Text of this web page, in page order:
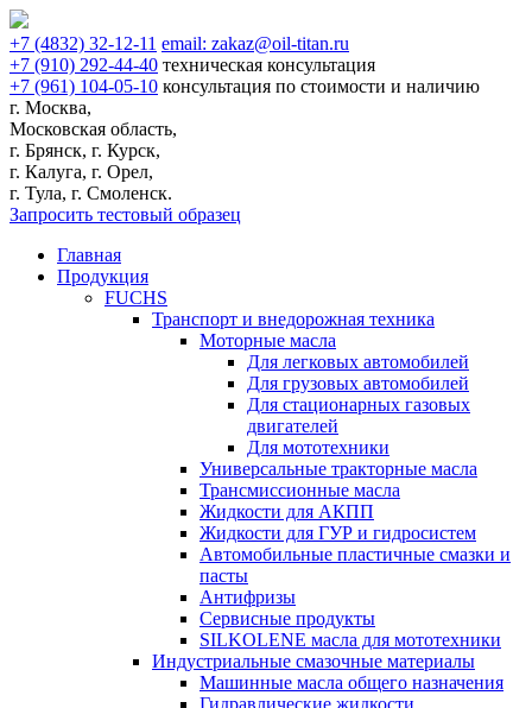
+7 (4832) 32-12-11 email: zakaz@oil-titan.ru
+7 (910) 292-44-40 техническая консультация
+7 (961) 104-05-10 консультация по стоимости и наличию
г. Москва,
Московская область,
г. Брянск, г. Курск,
г. Калуга, г. Орел,
г. Тула, г. Смоленск.
Запросить тестовый образец
Главная
Продукция
FUCHS
Транспорт и внедорожная техника
Моторные масла
Для легковых автомобилей
Для грузовых автомобилей
Для стационарных газовых
двигателей
Для мототехники
Универсальные тракторные масла
Трансмиссионные масла
Жидкости для АКПП
Жидкости для ГУР и гидросистем
Автомобильные пластичные смазки и
пасты
Антифризы
Сервисные продукты
SILKOLENE масла для мототехники
Индустриальные смазочные материалы
Машинные масла общего назначения
Гидравлические жидкости